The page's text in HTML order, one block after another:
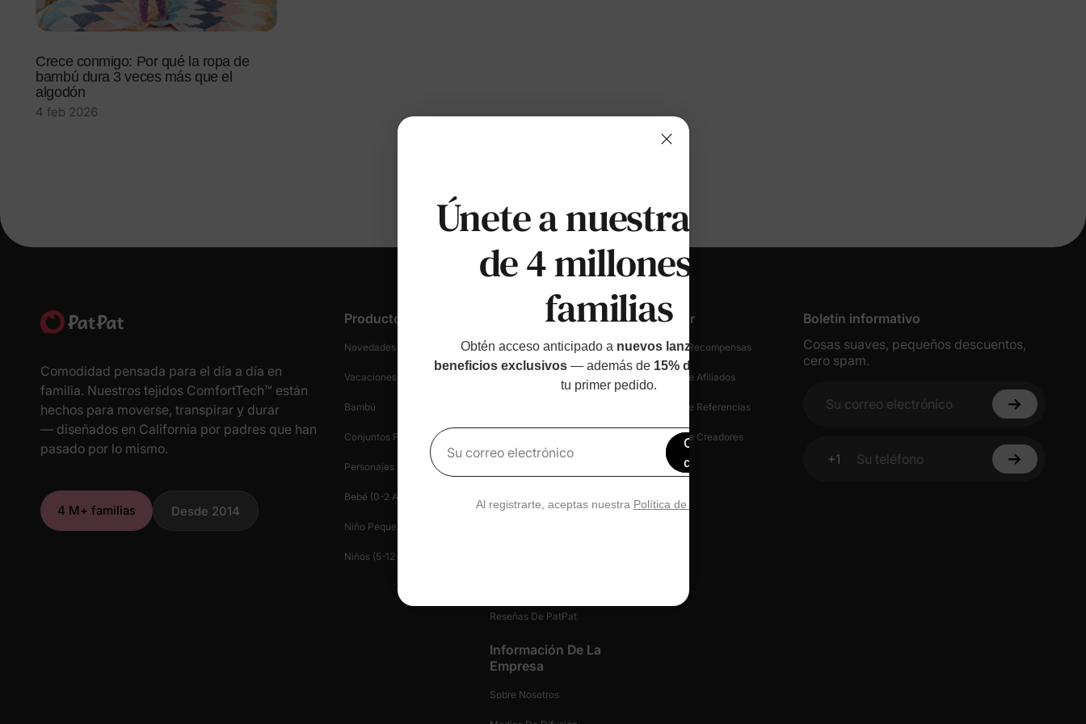
Crece conmigo: Por qué la ropa de
bambú dura 3 veces más que el
algodón
4 feb 2026
Comodidad pensada para el día a día en
familia. Nuestros tejidos ComfortTech™ están
hechos para moverse, transpirar y durar
— diseñados en California por padres que han
pasado por lo mismo.
4 M+ familias Desde 2014
Productos
Novedades Y Destacados
Vacaciones
Bambú
Conjuntos Familiares A Juego
Personajes
Bebé (0-2 Años)
Niño Pequeño (2-6 Años)
Niños (5-12 Años)
Atención Al Cliente
Rastrear Tu Pedido
Reseñas De PatPat
Descubrir
Fidelidad Y Recompensas
Programa De Afiliados
Programa De Referencias
Programa De Creadores
Información De La
Empresa
Sobre Nosotros
Boletín informativo
Cosas suaves, pequeños descuentos,
cero spam.
Su correo electrónico
+1
Su teléfono
Únete a nuestras más
de 4 millones de
familias
Obtén acceso anticipado a nuevos lanzamientos y
beneficios exclusivos— además de 15% de descuento
tu primer pedido.
Su correo electrónico
Obtén un 15%
de descuento
Al registrarte, aceptas nuestra Política de privacidad